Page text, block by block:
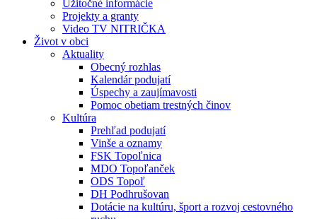
Užitočné informácie
Projekty a granty
Video TV NITRIČKA
Život v obci
Aktuality
Obecný rozhlas
Kalendár podujatí
Úspechy a zaujímavosti
Pomoc obetiam trestných činov
Kultúra
Prehľad podujatí
Vinše a oznamy
FSK Topoľnica
MDO Topoľanček
ODS Topoľ
DH Podhrušovan
Dotácie na kultúru, šport a rozvoj cestovného